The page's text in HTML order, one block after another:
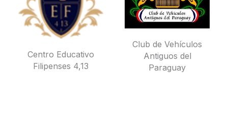
Centro Educativo
Filipenses 4,13
Club de Vehículos
Antiguos del
Paraguay